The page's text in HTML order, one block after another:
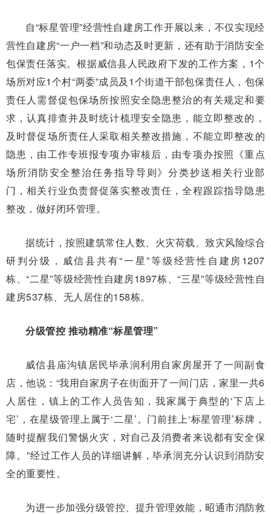
自“标星管理”经营性自建房工作开展以来，不仅实现经
营性自建房“一户一档”和动态及时更新，还有助于消防安全
包保责任落实。根据威信县人民政府下发的工作方案，1个
场所对应1个村“两委”成员及1个街道干部包保责任人，包保
责任人需督促包保场所按照安全隐患整治的有关规定和要
求，认真排查并及时统计梳理安全隐患，能立即整改的，
及时督促场所责任人采取相关整改措施，不能立即整改的
隐患，由工作专班报专项办审核后，由专项办按照《重点
场所消防安全整治任务指导导则》分类抄送相关行业部
门，相关行业负责督促落实整改责任，全程跟踪指导隐患
整改，做好闭环管理。
据统计，按照建筑常住人数、火灾荷载、致灾风险综合
研判分级，威信县共有“一星”等级经营性自建房1207
栋、“二星”等级经营性自建房1897栋、“三星”等级经营性自
建房537栋、无人居住的158栋。
分级管控 推动精准“标星管理”
威信县庙沟镇居民毕承润利用自家房屋开了一间副食
店，他说：“我用自家房子在街面开了一间门店，家里一共6
人居住，镇上的工作人员告知，我家属于典型的‘下店上
宅’，在星级管理上属于‘二星’。门前挂上‘标星管理’标牌，
随时提醒我们警惕火灾，对自己及消费者来说都有安全保
障。”经过工作人员的详细讲解，毕承润充分认识到消防安
全的重要性。
为进一步加强分级管控、提升管理效能，昭通市消防救